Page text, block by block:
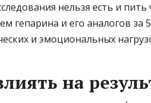
нельзя есть и
гепарина и его аналогов за
и эмоциональных
на